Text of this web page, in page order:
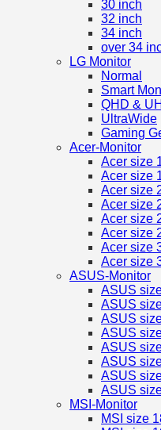
30 inch
32 inch
34 inch
over 34
LG Monitor
Normal
Smart
QHD &
UltraWide
Gaming
Acer-Monitor
Acer size
Acer size
Acer size
Acer size
Acer size
Acer size
Acer size
Acer size
ASUS-Monitor
ASUS
ASUS
ASUS
ASUS
ASUS
ASUS
ASUS
ASUS
MSI-Monitor
MSI size